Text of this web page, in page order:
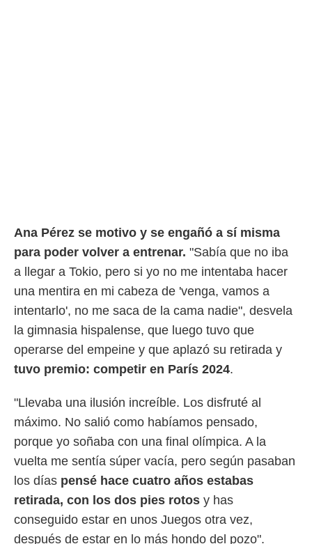
Ana Pérez se motivo y se engañó a sí misma
para poder volver a entrenar. "Sabía que no iba
a llegar a Tokio, pero si yo no me intentaba hacer
una mentira en mi cabeza de 'venga, vamos a
intentarlo', no me saca de la cama nadie", desvela
la gimnasia hispalense, que luego tuvo que
operarse del empeine y que aplazó su retirada y
tuvo premio: competir en París 2024.
"Llevaba una ilusión increíble. Los disfruté al
máximo. No salió como habíamos pensado,
porque yo soñaba con una final olímpica. A la
vuelta me sentía súper vacía, pero según pasaban
los días pensé hace cuatro años estabas
retirada, con los dos pies rotos y has
conseguido estar en unos Juegos otra vez,
después de estar en lo más hondo del pozo".